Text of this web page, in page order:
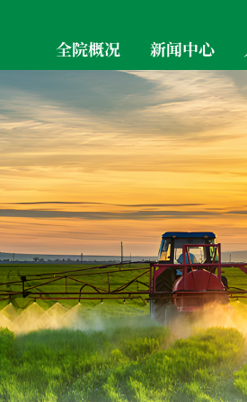
全院概况 新闻中心